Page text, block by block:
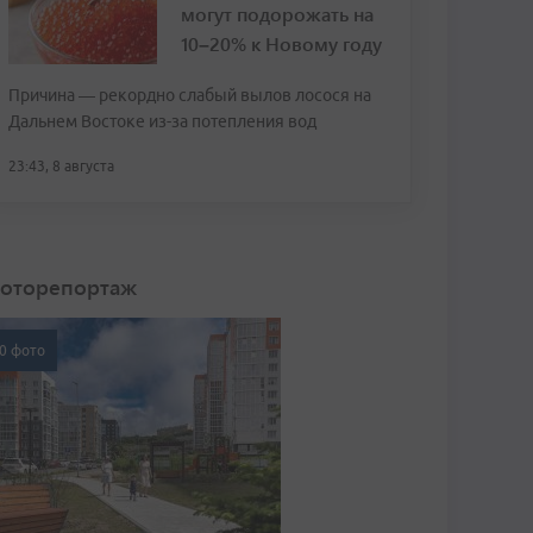
могут подорожать на
10–20% к Новому году
Причина — рекордно слабый вылов лосося на
Дальнем Востоке из-за потепления вод
23:43, 8 августа
фото